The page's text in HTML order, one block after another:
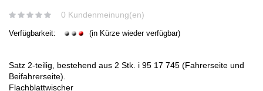
0 Kundenmeinung(en)
Verfügbarkeit: (in Kürze wieder verfügbar)
Satz 2-teilig, bestehend aus 2 Stk. i 95 17 745 (Fahrerseite und
Beifahrerseite).
Flachblattwischer